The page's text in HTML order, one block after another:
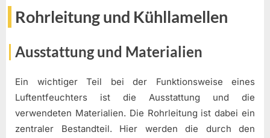
Rohrleitung und Kühllamellen
Ausstattung und Materialien
Ein wichtiger Teil bei der Funktionsweise eines
Luftentfeuchters ist die Ausstattung und die
verwendeten Materialien. Die Rohrleitung ist dabei ein
zentraler Bestandteil. Hier werden die durch den